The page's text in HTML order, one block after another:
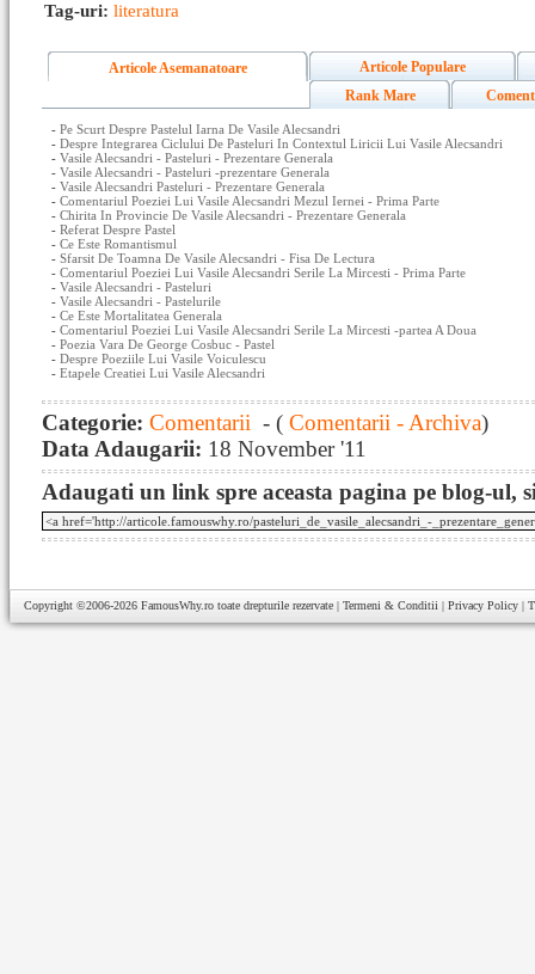
Tag-uri: literatura
Articole Asemanatoare
Articole Populare
Rank Mare
- Pe Scurt Despre Pastelul Iarna De Vasile Alecsandri
- Despre Integrarea Ciclului De Pasteluri In Contextul Liricii Lui Vasile Alecsandri
- Vasile Alecsandri - Pasteluri - Prezentare Generala
- Vasile Alecsandri - Pasteluri -prezentare Generala
- Vasile Alecsandri Pasteluri - Prezentare Generala
- Comentariul Poeziei Lui Vasile Alecsandri Mezul Iernei - Prima Parte
- Chirita In Provincie De Vasile Alecsandri - Prezentare Generala
- Referat Despre Pastel
- Ce Este Romantismul
- Sfarsit De Toamna De Vasile Alecsandri - Fisa De Lectura
- Comentariul Poeziei Lui Vasile Alecsandri Serile La Mircesti - Prima Parte
- Vasile Alecsandri - Pasteluri
- Vasile Alecsandri - Pastelurile
- Ce Este Mortalitatea Generala
- Comentariul Poeziei Lui Vasile Alecsandri Serile La Mircesti -partea A Doua
- Poezia Vara De George Cosbuc - Pastel
- Despre Poeziile Lui Vasile Voiculescu
- Etapele Creatiei Lui Vasile Alecsandri
Categorie: Comentarii - ( Comentarii - Archiva)
Data Adaugarii: 18 November '11
Adaugati un link spre aceasta pagina pe blog-ul,
Copyright ©2006-2026 FamousWhy.ro toate drepturile rezervate | Termeni & Conditii | Privacy Policy |